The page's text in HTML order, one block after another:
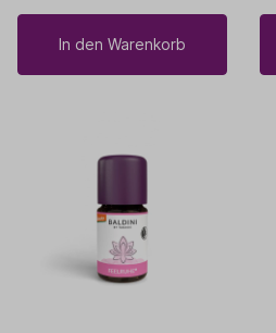
In den Warenkorb